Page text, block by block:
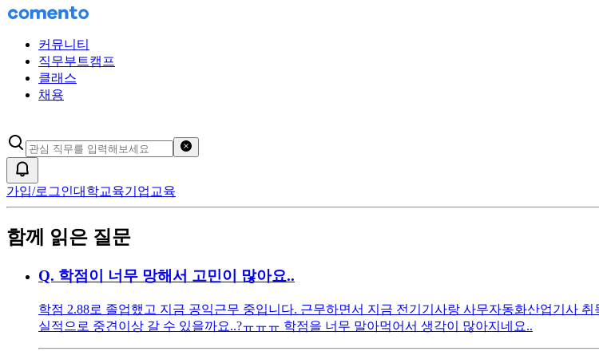
커뮤니티
직무부트캠프
클래스
채용
가입/로그인대학교육기업교육
함께 읽은 질문
Q. 학점이 너무 망해서 고민이 많아요..
학점 2.88로 졸업했고 지금 공익근무 중입니다. 근무하면서 지금 전기기사랑 사무자동화산업기사
실적으로 중견이상 갈 수 있을까요..?ㅠㅠㅠ 학점을 너무 말아먹어서 생각이 많아지네요..